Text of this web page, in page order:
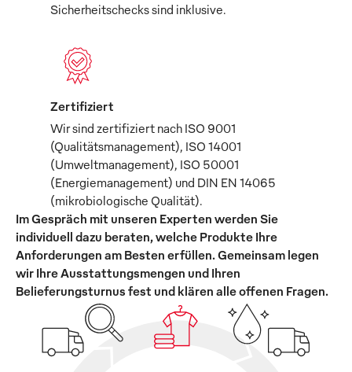
Sicherheitschecks sind inklusive.
Zertifiziert
Wir sind zertifiziert nach ISO 9001
(Qualitätsmanagement), ISO 14001
(Umweltmanagement), ISO 50001
(Energiemanagement) und DIN EN 14065
(mikrobiologische Qualität).
Im Gespräch mit unseren Experten werden Sie
individuell dazu beraten, welche Produkte Ihre
Anforderungen am Besten erfüllen. Gemeinsam legen
wir Ihre Ausstattungsmengen und Ihren
Belieferungsturnus fest und klären alle offenen Fragen.